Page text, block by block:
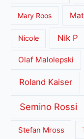
Mary Roos
Nicole Nik P
Olaf Malolepski
Roland Kaiser
Semino Rossi
Stefan Mross